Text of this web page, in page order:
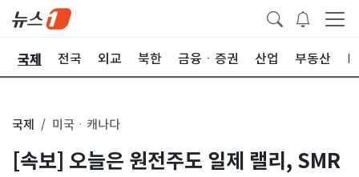
국제 전국 외교 북한 금융ㆍ증권 산업 부동산
국제 미국ㆍ캐나다
[속보] 오늘은 원전주도 일제 랠리, SMR